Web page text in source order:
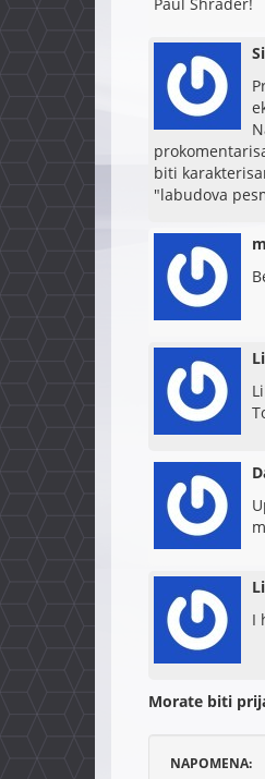
biti
"labudova
I
Morate biti
NAPOMENA: